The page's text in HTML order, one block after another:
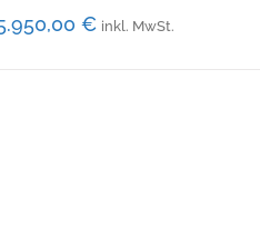
€ inkl. MwSt.